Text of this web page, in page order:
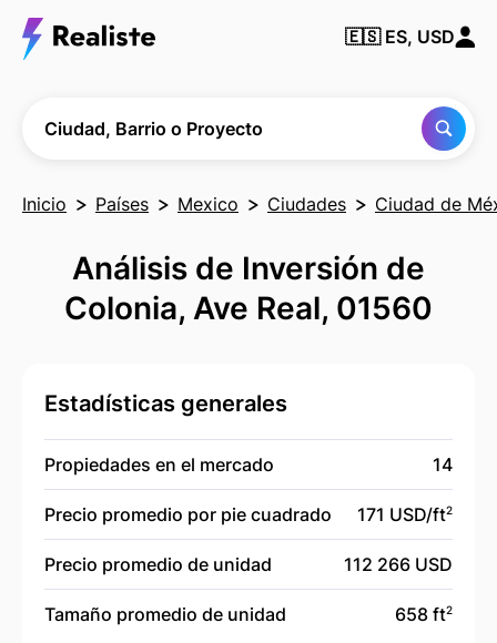
Encuentra
cualquier
🇪🇸 ES, USD
Ciudad, Barrio o Proyecto
Inicio Países Mexico Ciudades Ciudad de
Análisis de Inversión de
Colonia, Ave Real, 01560
Estadísticas generales
Propiedades en el mercado 14
Precio promedio por pie cuadrado 171 USD/ft2
Precio promedio de unidad 112 266 USD
Tamaño promedio de unidad 658 ft2